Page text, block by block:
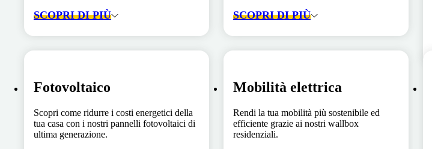
SCOPRI DI PIÙ SCOPRI DI PIÙ
Fotovoltaico
Scopri come ridurre i costi energetici della
tua casa con i nostri pannelli fotovoltaici di
ultima generazione.
Mobilità elettrica
Rendi la tua mobilità più sostenibile ed
efficiente grazie ai nostri wallbox
residenziali.